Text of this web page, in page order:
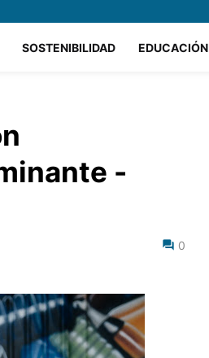
SOSTENIBILIDAD EDUCACIÓN
-
0